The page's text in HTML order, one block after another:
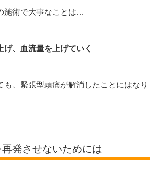
施術で大事なことは…
げ、血流量を上げていく
も、緊張型頭痛が解消したことにはなり
発させないためには